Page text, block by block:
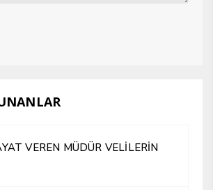
VEREN MÜDÜR VELİLERİN